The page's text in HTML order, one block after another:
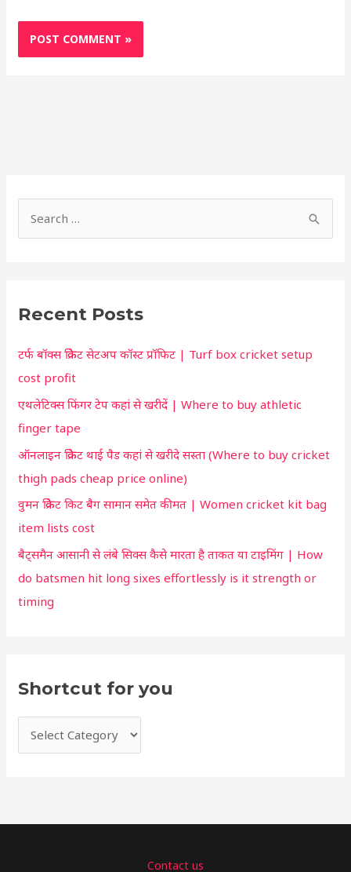
c
f
o
r
:
Recent Posts
टर्फ बॉक्स क्रिकेट सेटअप कॉस्ट प्रॉफिट | Turf box cricket setup
cost profit
एथलेटिक्स फिंगर टेप कहां से खरीदें | Where to buy athletic
finger tape
ऑनलाइन क्रिकेट थाई पैड कहां से खरीदे सस्ता (Where to buy cricket
thigh pads cheap price online)
वुमन क्रिकेट किट बैग सामान समेत कीमत | Women cricket kit bag
item lists cost
बैट्समैन आसानी से लंबे सिक्स कैसे मारता है ताकत या टाइमिंग | How
do batsmen hit long sixes effortlessly is it strength or
timing
Shortcut for you
t
f
o
r
Contact us